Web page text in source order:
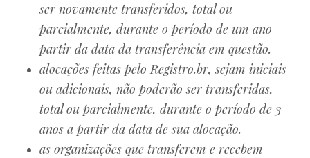
ser novamente transferidos, total ou
parcialmente, durante o período de um ano
partir da data da transferência em questão.
alocações feitas pelo Registro.br, sejam iniciais
ou adicionais, não poderão ser transferidas,
total ou parcialmente, durante o período de 3
anos a partir da data de sua alocação.
as organizações que transferem e recebem